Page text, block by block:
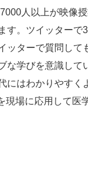
人以上が映像
す。ツイッター
ッターで質問し
な学びを意識して
にはわかりやす
現場に応用して医